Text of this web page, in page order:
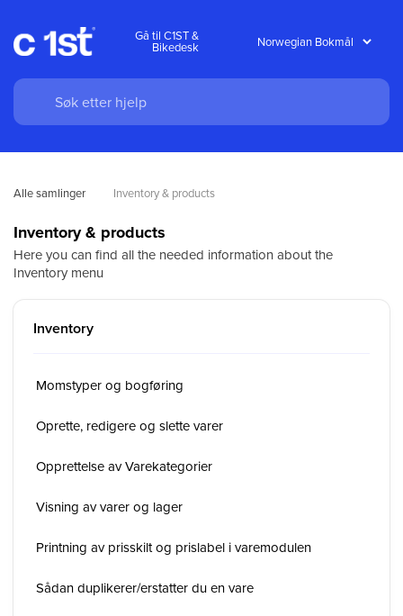
Gå til C1ST &
Bikedesk
Alle samlinger Inventory & products
Inventory & products
Here you can find all the needed information about the
Inventory menu
Inventory
Momstyper og bogføring
Oprette, redigere og slette varer
Opprettelse av Varekategorier
Visning av varer og lager
Printning av prisskilt og prislabel i varemodulen
Sådan duplikerer/erstatter du en vare